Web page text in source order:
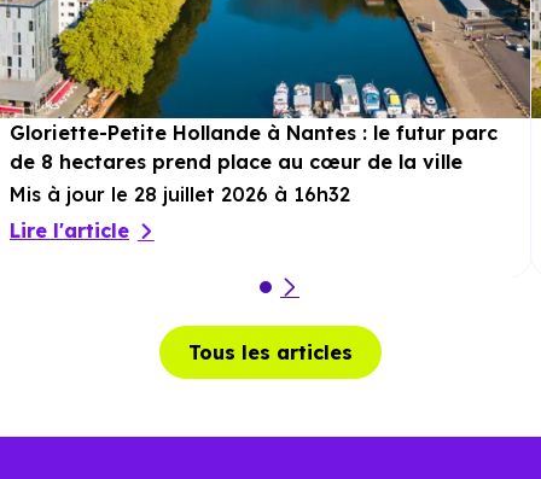
Gloriette-Petite Hollande à Nantes : le futur parc
de 8 hectares prend place au cœur de la ville
Mis à jour le 28 juillet 2026 à 16h32
Lire l'article
Tous les articles